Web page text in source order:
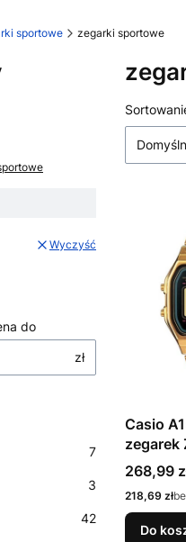
sportowe zegarki sportowe
Wyczyść
do
zł
7
3
42
Lista
Casio
zegarek
Cena
268,99
Cena
218,69 zł
Do